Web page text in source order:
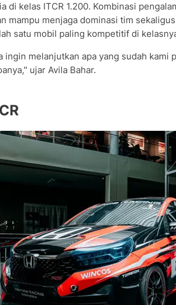
di kelas ITCR 1.200. Kombinasi
mampu menjaga dominasi tim
satu mobil paling kompetitif di
ingin melanjutkan apa yang sudah kami
ujar Avila Bahar.